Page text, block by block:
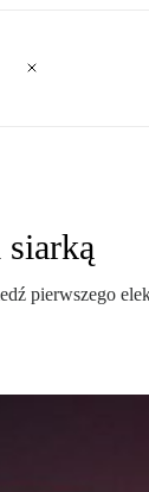
pierwszego